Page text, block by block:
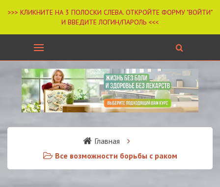
Главная
Все возможности борьбы с раком